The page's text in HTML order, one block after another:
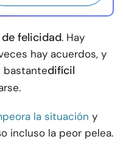
felicidad. Hay
hay acuerdos, y
bastantedifícil
la situación y
o incluso la peor pelea.